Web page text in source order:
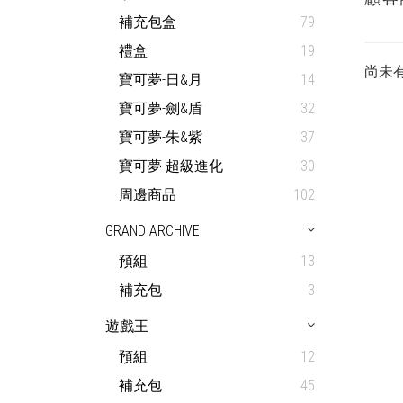
補充包盒
79
禮盒
19
寶可夢-日&月
14
寶可夢-劍&盾
32
寶可夢-朱&紫
37
寶可夢-超級進化
30
周邊商品
102
GRAND ARCHIVE
預組
13
補充包
3
遊戲王
預組
12
補充包
45
尚未